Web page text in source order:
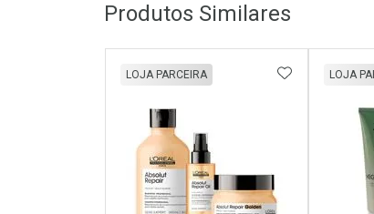
Produtos Similares
LOJA PARCEIRA ADICIONAR
LOJA